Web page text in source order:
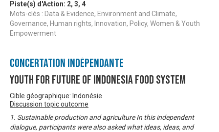
Piste(s) d'Action: 2, 3, 4
Mots-clés : Data & Evidence, Environment and Climate,
Governance, Human rights, Innovation, Policy, Women & Youth
Empowerment
Concertation Indépendante
Youth For Future of Indonesia Food System
Cible géographique: Indonésie
Discussion topic outcome
1. Sustainable production and agriculture In this independent
dialogue, participants were also asked what ideas, ideas, and